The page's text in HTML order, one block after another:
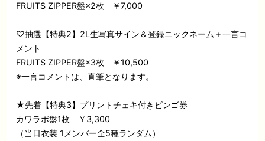
FRUITS ZIPPER盤×2枚 ￥7,000
♡抽選【特典2】2L生写真サイン＆登録ニックネーム＋一言コ
メント
FRUITS ZIPPER盤×3枚 ￥10,500
※一言コメントは、直筆となります。
★先着【特典3】プリントチェキ付きビンゴ券
カワラボ盤1枚 ￥3,300
（当日衣装 1メンバー全5種ランダム）